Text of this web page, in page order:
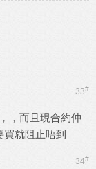
33#
，而且現合約仲
就阻止唔到
34#